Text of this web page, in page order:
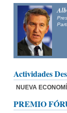
Actividades
NUEVA
PREMIO